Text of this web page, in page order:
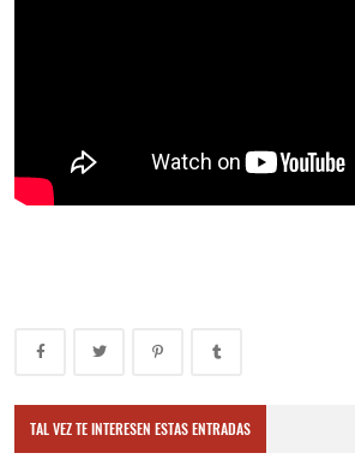
TAL VEZ TE INTERESEN ESTAS ENTRADAS